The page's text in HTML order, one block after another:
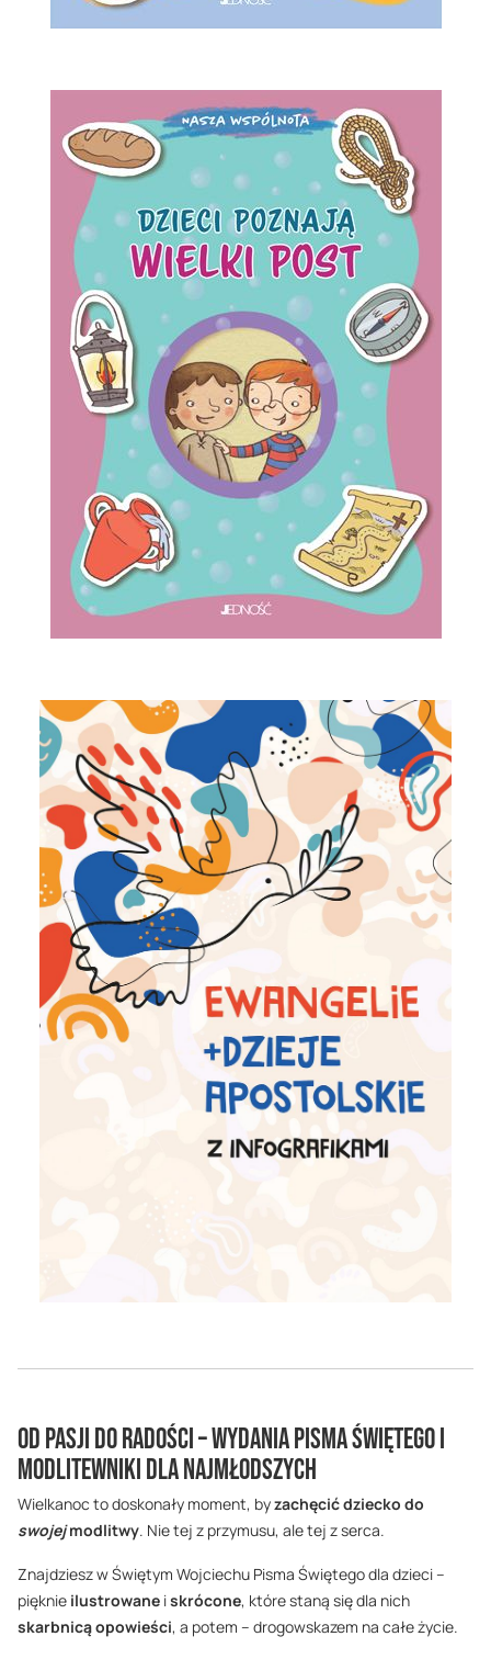
Od pasji do radości – Wydania Pisma Świętego i
Modlitewniki dla najmłodszych
Wielkanoc to doskonały moment, byzachęcić dziecko do
swojejmodlitwy. Nie tej z przymusu, ale tej z serca.
Znajdziesz w Świętym Wojciechu Pisma Świętego dla dzieci –
pięknie ilustrowane iskrócone, które staną się dla nich
skarbnicą opowieści, a potem – drogowskazem na całe życie.